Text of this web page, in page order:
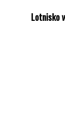
Lotnisko